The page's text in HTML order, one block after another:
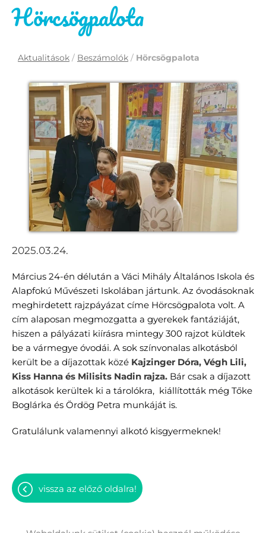
Hörcsögpalota
Aktualitások / Beszámolók / Hörcsögpalota
2025.03.24.
Március 24-én délután a Váci Mihály Általános Iskola és
Alapfokú Művészeti Iskolában jártunk. Az óvodásoknak
meghirdetett rajzpáyázat címe Hörcsögpalota volt. A
cím alaposan megmozgatta a gyerekek fantáziáját,
hiszen a pályázati kiírásra mintegy 300 rajzot küldtek
be a vármegye óvodái. A sok színvonalas alkotásból
került be a díjazottak közé Kajzinger Dóra, Végh Lili,
Kiss Hanna és Milisits Nadin rajza. Bár csak a díjazott
alkotások kerültek ki a tárolókra, kiállították még Tőke
Boglárka és Ördög Petra munkáját is.
Gratulálunk valamennyi alkotó kisgyermeknek!
vissza az előző oldalra!